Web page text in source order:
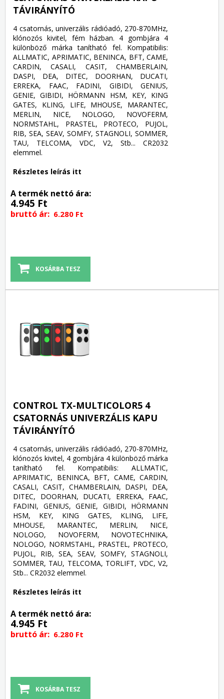
TÁVIRÁNYÍTÓ
4 csatornás, univerzális rádióadó, 270-870MHz,
klónozós kivitel, fém házban. 4 gombjára 4
különböző márka tanítható fel. Kompatibilis:
ALLMATIC, APRIMATIC, BENINCA, BFT, CAME,
CARDIN, CASALI, CASIT, CHAMBERLAIN,
DASPI, DEA, DITEC, DOORHAN, DUCATI,
ERREKA, FAAC, FADINI, GIBIDI, GENIUS,
GENIE, GIBIDI, HÖRMANN HSM, KEY, KING
GATES, KLING, LIFE, MHOUSE, MARANTEC,
MERLIN, NICE, NOLOGO, NOVOFERM,
NORMSTAHL, PRASTEL, PROTECO, PUJOL,
RIB, SEA, SEAV, SOMFY, STAGNOLI, SOMMER,
TAU, TELCOMA, VDC, V2, Stb... CR2032
elemmel.
Részletes leírás itt
A termék nettó ára:
4.945 Ft
bruttó ár: 6.280 Ft
CONTROL TX-MULTICOLOR5 4
CSATORNÁS UNIVERZÁLIS KAPU
TÁVIRÁNYÍTÓ
4 csatornás, univerzális rádióadó, 270-870MHz,
klónozós kivitel, 4 gombjára 4 különböző márka
tanítható fel. Kompatibilis: ALLMATIC,
APRIMATIC, BENINCA, BFT, CAME, CARDIN,
CASALI, CASIT, CHAMBERLAIN, DASPI, DEA,
DITEC, DOORHAN, DUCATI, ERREKA, FAAC,
FADINI, GENIUS, GENIE, GIBIDI, HÖRMANN
HSM, KEY, KING GATES, KLING, LIFE,
MHOUSE, MARANTEC, MERLIN, NICE,
NOLOGO, NOVOFERM, NOVOTECHNIKA,
NOLOGO, NORMSTAHL, PRASTEL, PROTECO,
PUJOL, RIB, SEA, SEAV, SOMFY, STAGNOLI,
SOMMER, TAU, TELCOMA, TORLIFT, VDC, V2,
Stb... CR2032 elemmel.
Részletes leírás itt
A termék nettó ára:
4.945 Ft
bruttó ár: 6.280 Ft